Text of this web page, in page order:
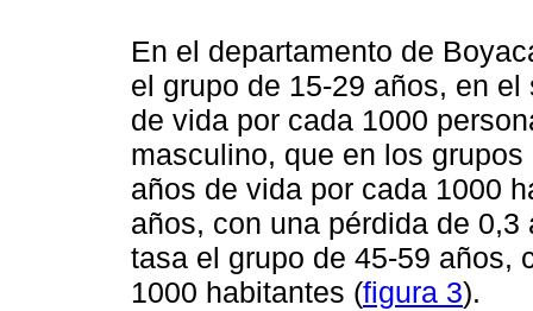
En el departamento de
el grupo de 15-29 años, en
de vida por cada 1000
masculino, que en los
años de vida por cada 1000
años, con una pérdida de
tasa el grupo de 45-59 años,
1000 habitantes (figura 3).